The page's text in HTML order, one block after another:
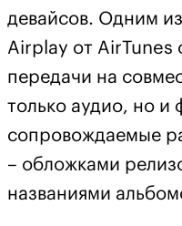
девайсов. Одним
Airplay от AirTunes
передачи на
только аудио, но и
сопровождаемые
– обложками
названиями